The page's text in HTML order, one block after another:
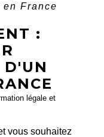
France
:
D'UN
légale et
vous souhaitez